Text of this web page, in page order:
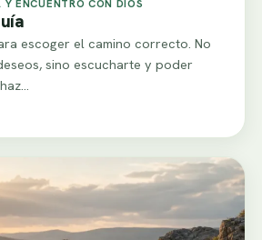
ENCUENTRO CON DIOS
escoger el camino correcto. No
sino escucharte y poder